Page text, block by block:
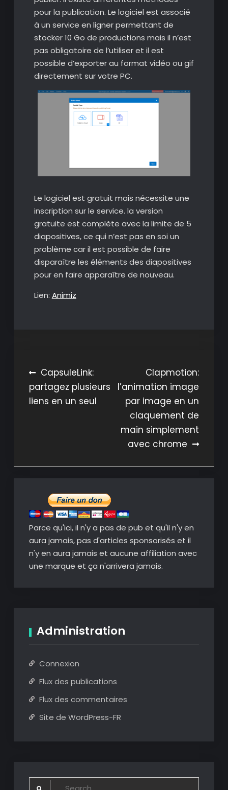
pour la publication. Le logiciel est associé
à un service en ligner permettant de
stocker 10 Go de productions mais il n’est
pas obligatoire de l’utiliser et il est
possible d’exporter au format vidéo ou gif
directement sur votre PC.
Le logiciel est gratuit mais nécessite une
inscription sur le service. la version
gratuite est complète avec la limite de 5
diapositives, ce qui n’est pas en soi un
problème car il est possible de faire
disparaître les éléments des diapositives
pour en faire apparaître de nouveau.
Lien: Animiz
Navigation
de
l’article
CapsuleLink:
partagez plusieurs
liens en un seul
Clapmotion:
l’animation image
par image en un
claquement de
main simplement
avec chrome
Parce qu'ici, il n'y a pas de pub et qu'il n'y en
aura jamais, pas d'articles sponsorisés et il
n'y en aura jamais et aucune affiliation avec
une marque et ça n'arrivera jamais.
Administration
Connexion
Flux des publications
Flux des commentaires
Site de WordPress-FR
Search